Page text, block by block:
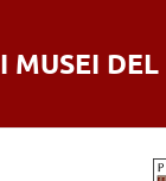
I MUSEI DEL